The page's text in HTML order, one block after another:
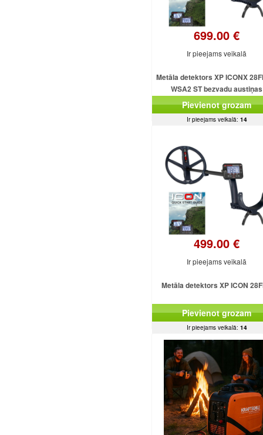
699.00 €
Ir pieejams veikalā
Metāla detektors XP ICONX
WSA2 ST bezvadu austiņas
Pievienot grozam
Ir pieejams veikalā: 14
499.00 €
Ir pieejams veikalā
Metāla detektors XP ICON
Pievienot grozam
Ir pieejams veikalā: 14